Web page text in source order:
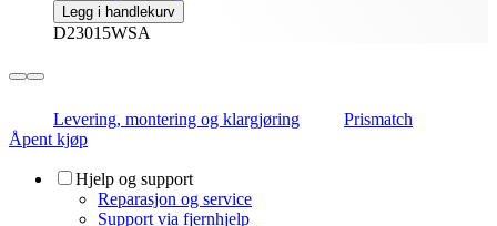
Legg i handlekurv
D23015WSA
Levering, montering og klargjøring
Prismatch
Åpent kjøp
Hjelp og support
Reparasjon og service
Support via fjernhjelp